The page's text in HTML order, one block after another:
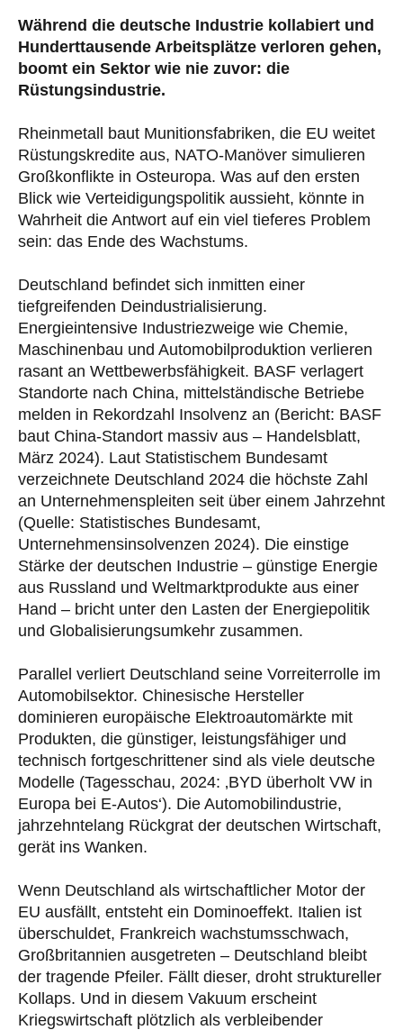
Während die deutsche Industrie kollabiert und
Hunderttausende Arbeitsplätze verloren gehen,
boomt ein Sektor wie nie zuvor: die
Rüstungsindustrie.
Rheinmetall baut Munitionsfabriken, die EU weitet
Rüstungskredite aus, NATO-Manöver simulieren
Großkonflikte in Osteuropa. Was auf den ersten
Blick wie Verteidigungspolitik aussieht, könnte in
Wahrheit die Antwort auf ein viel tieferes Problem
sein: das Ende des Wachstums.
Deutschland befindet sich inmitten einer
tiefgreifenden Deindustrialisierung.
Energieintensive Industriezweige wie Chemie,
Maschinenbau und Automobilproduktion verlieren
rasant an Wettbewerbsfähigkeit. BASF verlagert
Standorte nach China, mittelständische Betriebe
melden in Rekordzahl Insolvenz an (Bericht: BASF
baut China-Standort massiv aus – Handelsblatt,
März 2024). Laut Statistischem Bundesamt
verzeichnete Deutschland 2024 die höchste Zahl
an Unternehmenspleiten seit über einem Jahrzehnt
(Quelle: Statistisches Bundesamt,
Unternehmensinsolvenzen 2024). Die einstige
Stärke der deutschen Industrie – günstige Energie
aus Russland und Weltmarktprodukte aus einer
Hand – bricht unter den Lasten der Energiepolitik
und Globalisierungsumkehr zusammen.
Parallel verliert Deutschland seine Vorreiterrolle im
Automobilsektor. Chinesische Hersteller
dominieren europäische Elektroautomärkte mit
Produkten, die günstiger, leistungsfähiger und
technisch fortgeschrittener sind als viele deutsche
Modelle (Tagesschau, 2024: ‚BYD überholt VW in
Europa bei E-Autos‘). Die Automobilindustrie,
jahrzehntelang Rückgrat der deutschen Wirtschaft,
gerät ins Wanken.
Wenn Deutschland als wirtschaftlicher Motor der
EU ausfällt, entsteht ein Dominoeffekt. Italien ist
überschuldet, Frankreich wachstumsschwach,
Großbritannien ausgetreten – Deutschland bleibt
der tragende Pfeiler. Fällt dieser, droht struktureller
Kollaps. Und in diesem Vakuum erscheint
Kriegswirtschaft plötzlich als verbleibender